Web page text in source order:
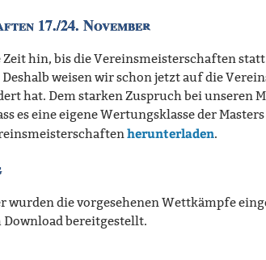
17./24. November
Zeit hin, bis die Vereinsmeisterschaften
weisen wir schon jetzt auf die
hat. Dem starken Zuspruch bei unseren
es eine eigene Wertungsklasse der
herunterladen.
die vorgesehenen Wettkämpfe
bereitgestellt.